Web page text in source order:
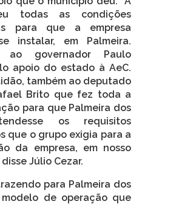
todas as condições
para que a empresa
instalar, em Palmeira.
ao governador Paulo
apoio do estado à AeC.
também ao deputado
Brito que fez toda a
para que Palmeira dos
os requisitos
que o grupo exigia para a
da empresa, em nosso
disse Júlio Cezar.
para Palmeira dos
de operação que